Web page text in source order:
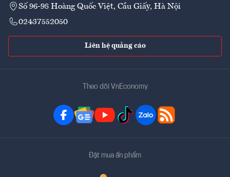
Số 96-98 Hoàng Quốc Việt, Cầu Giấy, Hà Nội
02437552050
Liên hệ quảng cáo
Theo dõi VnEconomy
Đặt mua ấn phẩm